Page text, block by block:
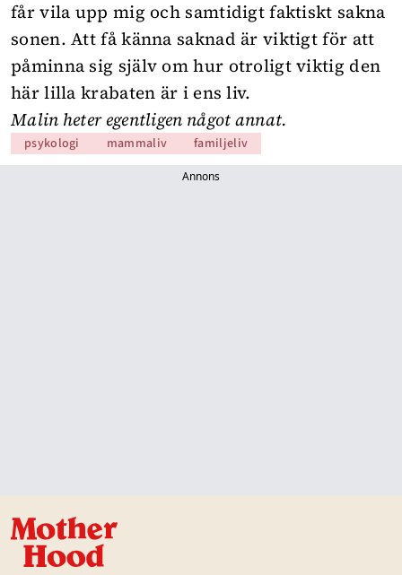
får vila upp mig och samtidigt faktiskt sakna
sonen. Att få känna saknad är viktigt för att
påminna sig själv om hur otroligt viktig den
här lilla krabaten är i ens liv.
Malin heter egentligen något annat.
psykologi mammaliv familjeliv
Annons